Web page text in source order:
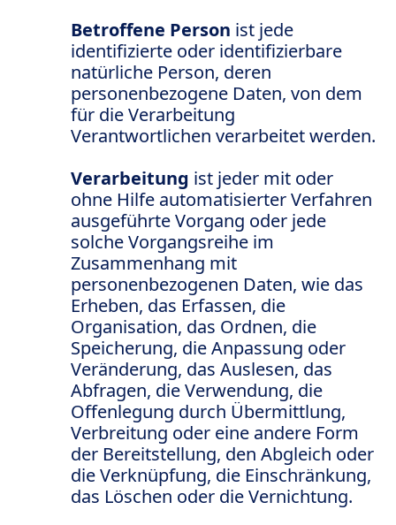
Betroffene Person ist jede
identifizierte oder identifizierbare
natürliche Person, deren
personenbezogene Daten, von dem
für die Verarbeitung
Verantwortlichen verarbeitet werden.
Verarbeitung ist jeder mit oder
ohne Hilfe automatisierter Verfahren
ausgeführte Vorgang oder jede
solche Vorgangsreihe im
Zusammenhang mit
personenbezogenen Daten, wie das
Erheben, das Erfassen, die
Organisation, das Ordnen, die
Speicherung, die Anpassung oder
Veränderung, das Auslesen, das
Abfragen, die Verwendung, die
Offenlegung durch Übermittlung,
Verbreitung oder eine andere Form
der Bereitstellung, den Abgleich oder
die Verknüpfung, die Einschränkung,
das Löschen oder die Vernichtung.